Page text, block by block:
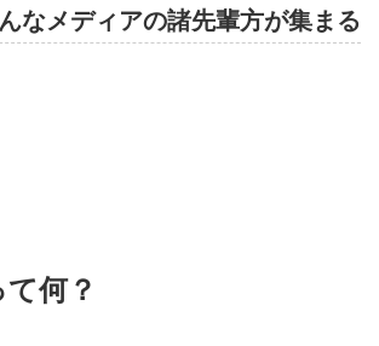
なメディアの諸先輩方が集まる
何？